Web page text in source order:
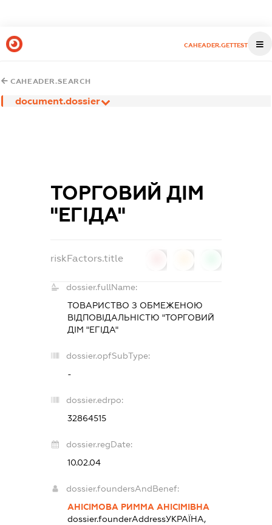
CAHEADER.GETTEST
CAHEADER.SEARCH
document.dossier
ТОРГОВИЙ ДІМ
"ЕГІДА"
riskFactors.title
dossier.fullName:
ТОВАРИСТВО З ОБМЕЖЕНОЮ
ВІДПОВІДАЛЬНІСТЮ "ТОРГОВИЙ
ДІМ "ЕГІДА"
dossier.opfSubType:
-
dossier.edrpo:
32864515
dossier.regDate:
10.02.04
dossier.foundersAndBenef:
АНІСІМОВА РИММА АНІСІМІВНА
dossier.founderAddressУКРАЇНА,